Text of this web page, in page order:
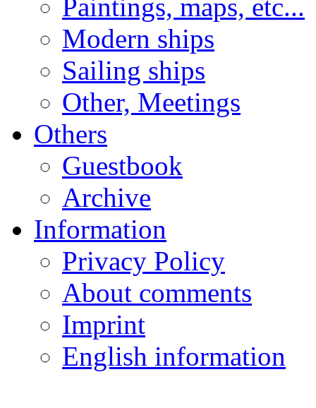
Paintings, maps, etc...
Modern ships
Sailing ships
Other, Meetings
Others
Guestbook
Archive
Information
Privacy Policy
About comments
Imprint
English information